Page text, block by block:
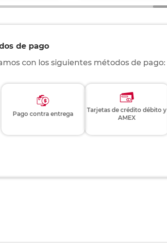
de pago
con los siguientes métodos de pago:
Pago contra entrega
Tarjetas de crédito débito y
AMEX